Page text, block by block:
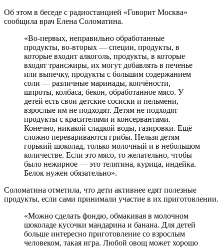
Об этом в беседе с радиостанцией «Говорит Москва»
сообщила врач Елена Соломатина.
«Во-первых, неправильно обработанные
продукты, во-вторых — специи, продукты, в
которые входит алкоголь, продукты, в которые
входят трансжиры, их могут добавлять в печенье
или выпечку, продукты с большим содержанием
соли — различные маринады, копчёности,
шпроты, колбаса, бекон, обработанное мясо. У
детей есть свои детские сосиски и пельмени,
взрослые им не подходят. Детям не подходят
продукты с красителями и консервантами.
Конечно, никакой сладкой воды, газировки. Ещё
сложно перевариваются грибы. Нельзя детям
горький шоколад, только молочный и в небольшом
количестве. Если это мясо, то желательно, чтобы
было нежирное — это телятина, курица, индейка.
Белок нужен обязательно».
Соломатина отметила, что дети активнее едят полезные
продукты, если сами принимали участие в их приготовлении.
«Можно сделать фондю, обмакивая в молочном
шоколаде кусочки мандарина и банана. Для детей
больше интересно приготовление со взрослым
человеком, такая игра. Любой овощ может хорошо